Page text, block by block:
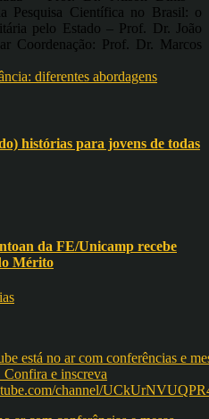
Pesquisa Científica no Brasil: o
pelo Estado – Prof. Dr. João
Coordenação: Prof. Dr. Marcos
histórias para jovens de todas
da FE/Unicamp recebe
Mérito